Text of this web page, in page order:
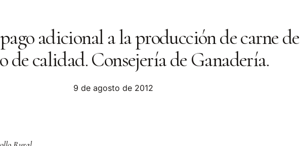
adicional a la producción de carne de
de calidad. Consejería de Ganadería.
9 de agosto de 2012